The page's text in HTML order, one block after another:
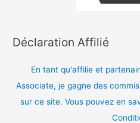
Déclaration Affilié
En tant qu'affilie et
Associate, je gagne des
sur ce site. Vous pouvez en